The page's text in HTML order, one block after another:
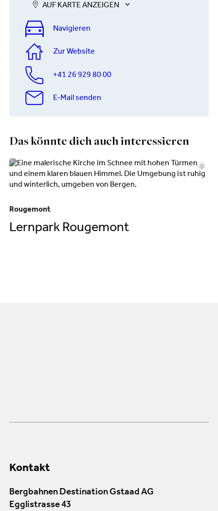
AUF KARTE ANZEIGEN
Navigieren
Zur Website
+41 26 929 80 00
E-Mail senden
Das könnte dich auch interessieren
©
Rougemont
Lernpark Rougemont
Kontakt
Bergbahnen Destination Gstaad AG
Egglistrasse 43